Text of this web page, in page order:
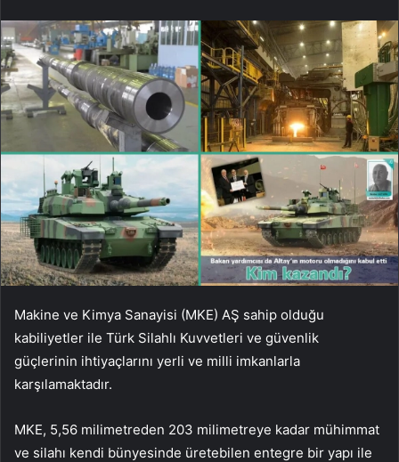
Makine ve Kimya Sanayisi (MKE) AŞ sahip olduğu
kabiliyetler ile Türk Silahlı Kuvvetleri ve güvenlik
güçlerinin ihtiyaçlarını yerli ve milli imkanlarla
karşılamaktadır.
MKE, 5,56 milimetreden 203 milimetreye kadar mühimmat
ve silahı kendi bünyesinde üretebilen entegre bir yapı ile